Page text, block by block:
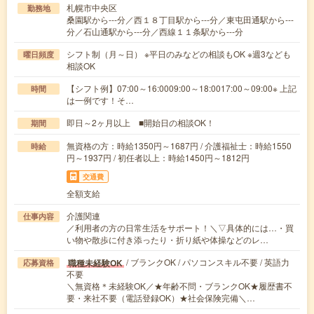
勤務地
札幌市中央区
桑園駅から---分／西１８丁目駅から---分／東屯田通駅から---
分／石山通駅から---分／西線１１条駅から---分
曜日頻度
シフト制（月～日） ※平日のみなどの相談もOK ※週3なども
相談OK
時間
【シフト例】07:00～16:0009:00～18:0017:00～09:00※ 上記
は一例です！そ…
期間 即日～2ヶ月以上 ■開始日の相談OK！
時給
無資格の方：時給1350円～1687円 / 介護福祉士：時給1550
円～1937円 / 初任者以上：時給1450円～1812円
交通費
全額支給
仕事内容
介護関連
／利用者の方の日常生活をサポート！＼▽具体的には…・買
い物や散歩に付き添ったり・折り紙や体操などのレ…
応募資格 職種未経験OK / ブランクOK / パソコンスキル不要 / 英語力
不要
＼無資格＊未経験OK／★年齢不問・ブランクOK★履歴書不
要・来社不要（電話登録OK）★社会保険完備＼…